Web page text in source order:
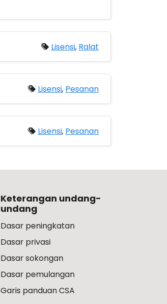
Lisensi, Ralat
Lisensi, Pesanan
Lisensi, Pesanan
Keterangan undang-
undang
Dasar peningkatan
Dasar privasi
Dasar sokongan
Dasar pemulangan
Garis panduan CSA